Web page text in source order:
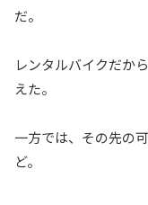
だ。
レンタルバイクだか
えた。
一方では、その先の
ど。